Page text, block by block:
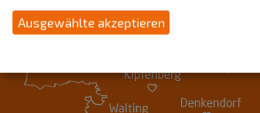
Ausgewählte akzeptieren